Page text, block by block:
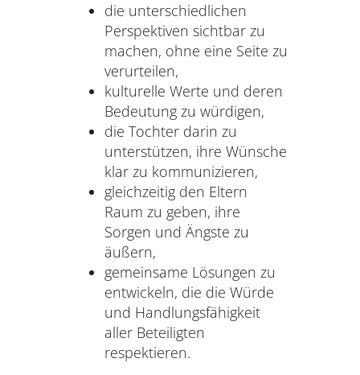
die unterschiedlichen
Perspektiven sichtbar zu
machen, ohne eine Seite zu
verurteilen,
kulturelle Werte und deren
Bedeutung zu würdigen,
die Tochter darin zu
unterstützen, ihre Wünsche
klar zu kommunizieren,
gleichzeitig den Eltern
Raum zu geben, ihre
Sorgen und Ängste zu
äußern,
gemeinsame Lösungen zu
entwickeln, die die Würde
und Handlungsfähigkeit
aller Beteiligten
respektieren.